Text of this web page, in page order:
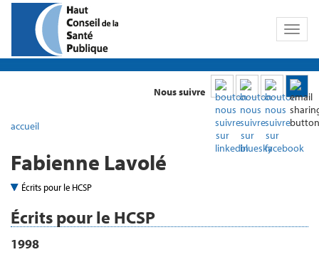
Toggle
Nous suivre
accueil
Fabienne Lavolé
Écrits pour le HCSP
Écrits pour le HCSP
1998